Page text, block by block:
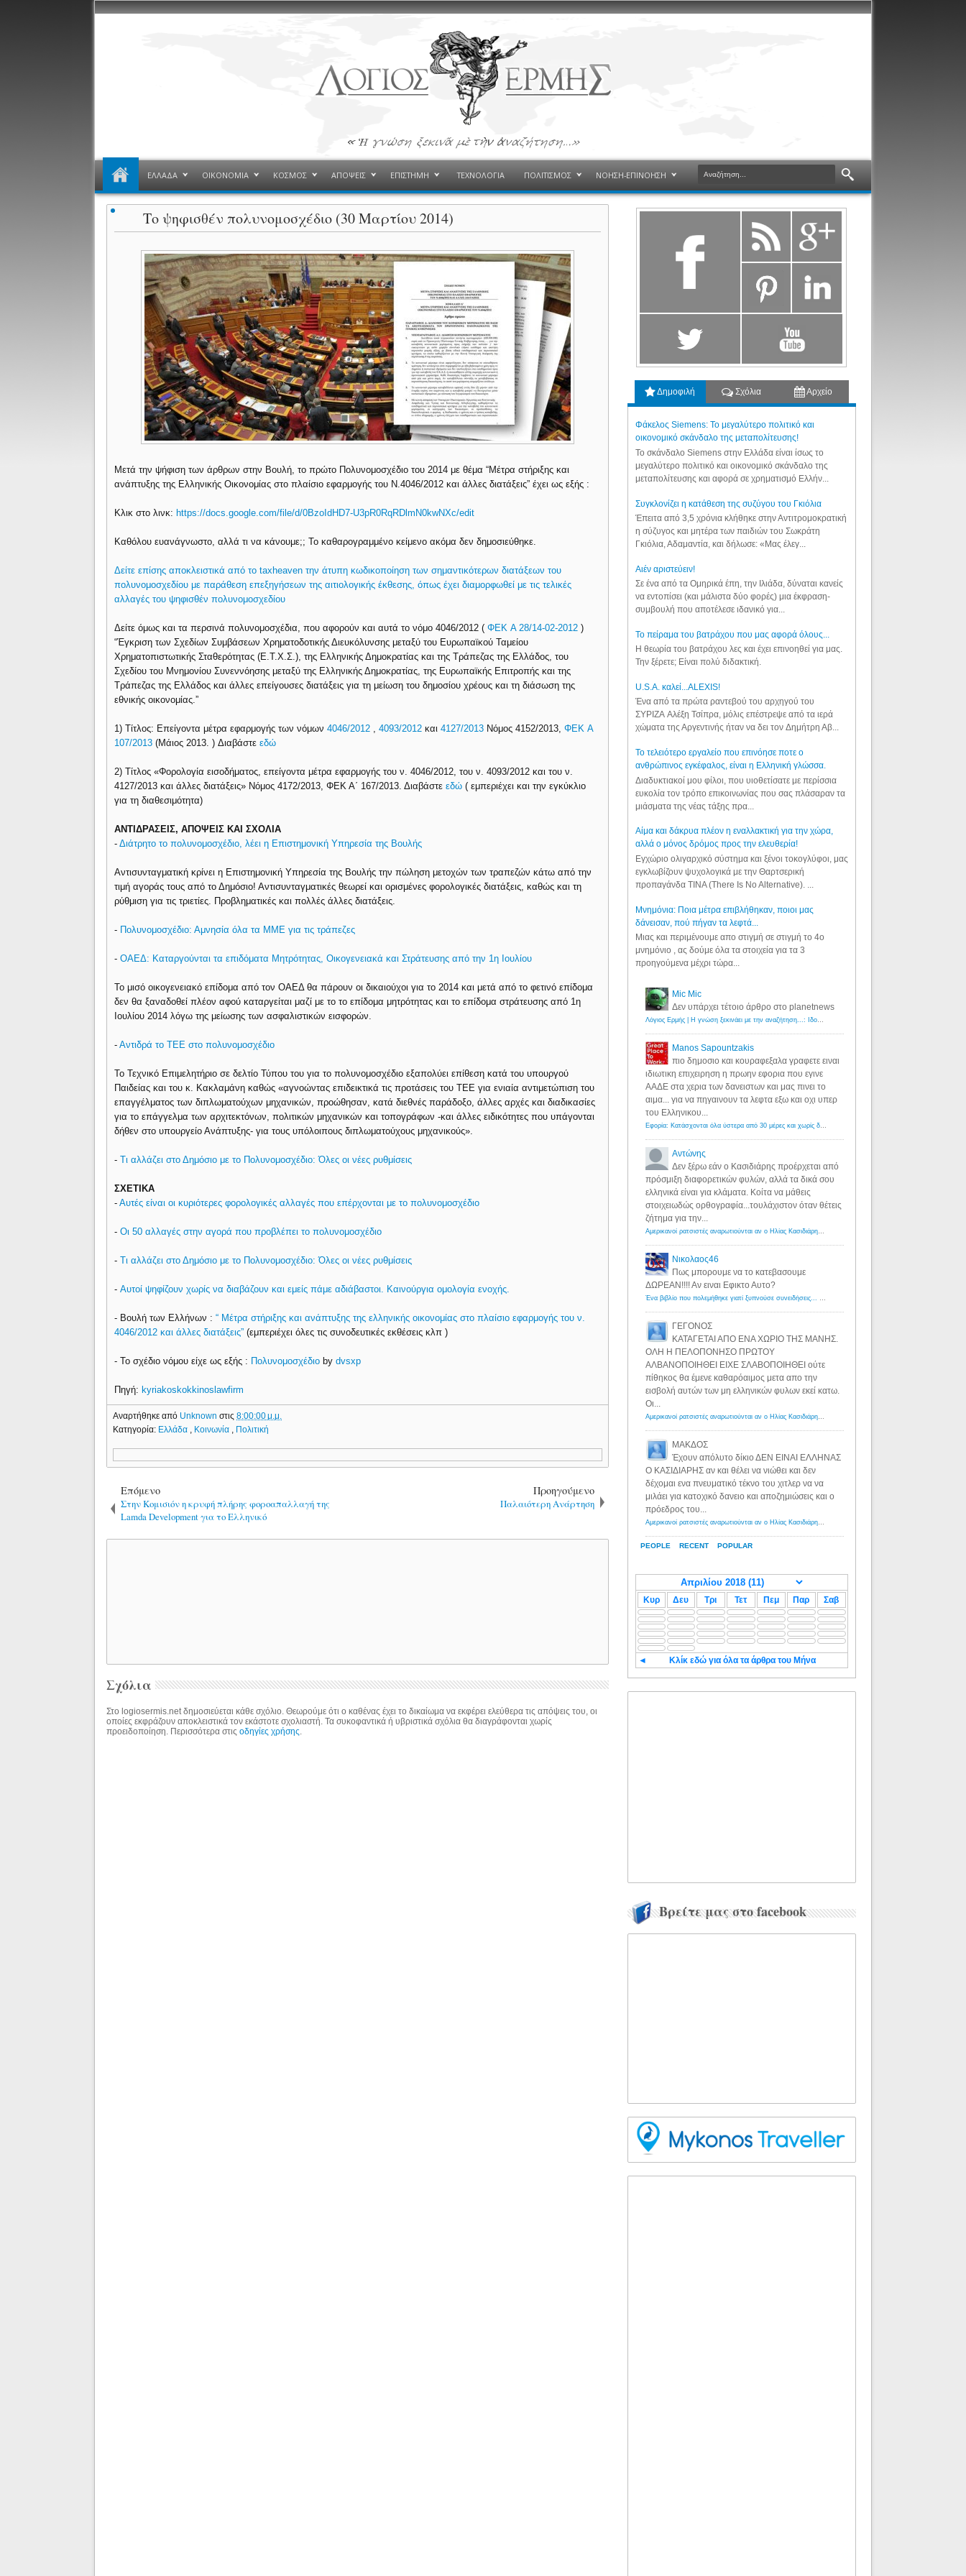
ΕΛΛΑΔΑ ΟΙΚΟΝΟΜΙΑ ΚΟΣΜΟΣ ΑΠΟΨΕΙΣ ΕΠΙΣΤΗΜΗ ΤΕΧΝΟΛΟΓΙΑ ΠΟΛΙΤΙΣΜΟΣ ΝΟΗΣΗ-ΕΠΙΝΟΗΣΗ
Το ψηφισθέν πολυνομοσχέδιο (30 Μαρτίου 2014)
Μετά την ψήφιση των άρθρων στην Βουλή, τo πρώτο Πολυνομοσχέδιο του 2014 με θέμα “Μέτρα στήριξης και
ανάπτυξης της Ελληνικής Οικονομίας στο πλαίσιο εφαρμογής του Ν.4046/2012 και άλλες διατάξεις” έχει ως εξής :
Κλικ στο λινκ: https://docs.google.com/file/d/0BzoIdHD7-U3pR0RqRDlmN0kwNXc/edit
Καθόλου ευανάγνωστο, αλλά τι να κάνουμε;; To καθαρογραμμένο κείμενο ακόμα δεν δημοσιεύθηκε.
Δείτε επίσης αποκλειστικά από το taxheaven την άτυπη κωδικοποίηση των σημαντικότερων διατάξεων του
πολυνομοσχεδίου με παράθεση επεξηγήσεων της αιτιολογικής έκθεσης, όπως έχει διαμορφωθεί με τις τελικές
αλλαγές του ψηφισθέν πολυνομοσχεδίου
Δείτε όμως και τα περσινά πολυνομοσχέδια, που αφορούν και αυτά το νόμο 4046/2012 (ΦΕΚ A 28/14-02-2012 )
“Έγκριση των Σχεδίων Συμβάσεων Χρηματοδοτικής Διευκόλυνσης μεταξύ του Ευρωπαϊκού Ταμείου
Χρηματοπιστωτικής Σταθερότητας (Ε.Τ.Χ.Σ.), της Ελληνικής Δημοκρατίας και της Τράπεζας της Ελλάδος, του
Σχεδίου του Μνημονίου Συνεννόησης μεταξύ της Ελληνικής Δημοκρατίας, της Ευρωπαϊκής Επιτροπής και της
Τράπεζας της Ελλάδος και άλλες επείγουσες διατάξεις για τη μείωση του δημοσίου χρέους και τη διάσωση της
εθνικής οικονομίας.”
1) Τίτλος: Επείγοντα μέτρα εφαρμογής των νόμων4046/2012 ,4093/2012 και4127/2013 Νόμος 4152/2013,ΦΕΚ A
107/2013 (Μάιος 2013. ) Διαβάστεεδώ
2) Τίτλος «Φορολογία εισοδήματος, επείγοντα μέτρα εφαρμογής του ν. 4046/2012, του ν. 4093/2012 και του ν.
4127/2013 και άλλες διατάξεις» Νόμος 4172/2013, ΦΕΚ Α΄ 167/2013. Διαβάστεεδώ ( εμπεριέχει και την εγκύκλιο
για τη διαθεσιμότητα)
ΑΝΤΙΔΡΑΣΕΙΣ, ΑΠΟΨΕΙΣ ΚΑΙ ΣΧΟΛΙΑ
-Διάτρητο το πολυνομοσχέδιο, λέει η Επιστημονική Υπηρεσία της Βουλής
Αντισυνταγματική κρίνει η Επιστημονική Υπηρεσία της Βουλής την πώληση μετοχών των τραπεζών κάτω από την
τιμή αγοράς τους από το Δημόσιο! Αντισυνταγματικές θεωρεί και ορισμένες φορολογικές διατάξεις, καθώς και τη
ρύθμιση για τις τριετίες. Προβληματικές και πολλές άλλες διατάξεις.
- Πολυνομοσχέδιο: Αμνησία όλα τα ΜΜΕ για τις τράπεζες
-ΟΑΕΔ: Καταργούνται τα επιδόματα Μητρότητας, Οικογενειακά και Στράτευσης από την 1η Ιουλίου
Το μισό οικογενειακό επίδομα από τον ΟΑΕΔ θα πάρουν οι δικαιούχοι για το 2014 και μετά από το φετινό επίδομα
δεν θα ξαναδοθεί πλέον αφού καταργείται μαζί με το το επίδομα μητρότητας και το επίδομα στράτευσης από 1η
Ιουλίου 2014 λόγω της μείωσης των ασφαλιστικών εισφορών.
-Αντιδρά το ΤΕΕ στο πολυνομοσχέδιο
Το Τεχνικό Επιμελητήριο σε δελτίο Τύπου του για το πολυνομοσχέδιο εξαπολύει επίθεση κατά του υπουργού
Παιδείας και του κ. Κακλαμάνη καθώς «αγνοώντας επιδεικτικά τις προτάσεις του ΤΕΕ για ενιαία αντιμετώπιση του
επαγγέλματος των διπλωματούχων μηχανικών, προώθησαν, κατά διεθνές παράδοξο, άλλες αρχές και διαδικασίες
για το επάγγελμα των αρχιτεκτόνων, πολιτικών μηχανικών και τοπογράφων -και άλλες ειδικότητες που υπάγονται
δήθεν στο υπουργείο Ανάπτυξης- για τους υπόλοιπους διπλωματούχους μηχανικούς».
-Τι αλλάζει στο Δημόσιο με το Πολυνομοσχέδιο: Όλες οι νέες ρυθμίσεις
ΣΧΕΤΙΚΑ
-Αυτές είναι οι κυριότερες φορολογικές αλλαγές που επέρχονται με το πολυνομοσχέδιο
-Οι 50 αλλαγές στην αγορά που προβλέπει το πολυνομοσχέδιο
-Τι αλλάζει στο Δημόσιο με το Πολυνομοσχέδιο: Όλες οι νέες ρυθμίσεις
-Aυτοί ψηφίζουν χωρίς να διαβάζουν και εμείς πάμε αδιάβαστοι. Καινούργια ομολογία ενοχής.
- Βουλή των Ελλήνων :“ Μέτρα στήριξης και ανάπτυξης της ελληνικής οικονομίας στο πλαίσιο εφαρμογής του ν.
4046/2012 και άλλες διατάξεις” (εμπεριέχει όλες τις συνοδευτικές εκθέσεις κλπ )
- Το σχέδιο νόμου είχε ως εξής : Πολυνομοσχέδιο bydvsxp
Πηγή: kyriakoskokkinoslawfirm
Αναρτήθηκε από Unknownστις8:00:00 μ.μ.
Κατηγορία: Ελλάδα Κοινωνία Πολιτική
Επόμενο
Στην Κομισιόν η κρυφή πλήρης φοροαπαλλαγή της
Lamda Development για το Ελληνικό
Προηγούμενο
Παλαιότερη Ανάρτηση
Σχόλια
Στο logiosermis.net δημοσιεύεται κάθε σχόλιο. Θεωρούμε ότι ο καθένας έχει το δικαίωμα να εκφέρει ελεύθερα τις απόψεις του, οι
οποίες εκφράζουν αποκλειστικά τον εκάστοτε σχολιαστή. Τα συκοφαντικά ή υβριστικά σχόλια θα διαγράφονται χωρίς
προειδοποίηση. Περισσότερα στιςοδηγίες χρήσης
Δημοφιλή Σχόλια Αρχείο
Φάκελος Siemens: Το μεγαλύτερο πολιτικό και
οικονομικό σκάνδαλο της μεταπολίτευσης!
Το σκάνδαλο Siemens στην Ελλάδα είναι ίσως το
μεγαλύτερο πολιτικό και οικονομικό σκάνδαλο της
μεταπολίτευσης και αφορά σε χρηματισμό Ελλήν...
Συγκλονίζει η κατάθεση της συζύγου του Γκιόλια
Έπειτα από 3,5 χρόνια κλήθηκε στην Αντιτρομοκρατική
η σύζυγος και μητέρα των παιδιών του Σωκράτη
Γκιόλια, Αδαμαντία, και δήλωσε: «Μας έλεγ...
Aιέν αριστεύειν!
Σε ένα από τα Ομηρικά έπη, την Ιλιάδα, δύναται κανείς
να εντοπίσει (και μάλιστα δύο φορές) μια έκφραση-
συμβουλή που αποτέλεσε ιδανικό για...
Το πείραμα του βατράχου που μας αφορά όλους...
Η θεωρία του βατράχου λες και έχει επινοηθεί για μας.
Την ξέρετε; Είναι πολύ διδακτική.
U.S.A. καλεί...ALEXIS!
Ένα από τα πρώτα ραντεβού του αρχηγού του
ΣΥΡΙΖΑ Αλέξη Τσίπρα, μόλις επέστρεψε από τα ιερά
χώματα της Αργεντινής ήταν να δει τον Δημήτρη Αβ...
Το τελειότερο εργαλείο που επινόησε ποτε ο
ανθρώπινος εγκέφαλος, είναι η Ελληνική γλώσσα.
Διαδυκτιακοί μου φίλοι, που υιοθετίσατε με περίσσια
ευκολία τον τρόπο επικοινωνίας που σας πλάσαραν τα
μιάσματα της νέας τάξης πρα...
Αίμα και δάκρυα πλέον η εναλλακτική για την χώρα,
αλλά ο μόνος δρόμος προς την ελευθερία!
Εγχώριο ολιγαρχικό σύστημα και ξένοι τοκογλύφοι, μας
εγκλωβίζουν ψυχολογικά με την Θαρτσερική
προπαγάνδα TINA (There Is No Alternative). ...
Μνημόνια: Ποια μέτρα επιβλήθηκαν, ποιοι μας
δάνεισαν, πού πήγαν τα λεφτά...
Μιας και περιμένουμε απο στιγμή σε στιγμή το 4ο
μνημόνιο , ας δούμε όλα τα στοιχεία για τα 3
προηγούμενα μέχρι τώρα...
PEOPLE RECENT POPULAR
Mic Mic
Δεν υπάρχει τέτοιο άρθρο στο planetnews
Λόγιος Ερμής | Η γνώση ξεκινάει με την αναζήτηση...: Ιδού οι 18 που χρωστούν 11 δις ευρώ!
Manos Sapountzakis
πιο δημοσιο και κουραφεξαλα γραφετε ειναι
ιδιωτικη επιχειρηση η πρωην εφορια που εγινε
ΑΑΔΕ στα χερια των δανειστων και μας πινει το
αιμα... για να πηγαινουν τα λεφτα εξω και οχι υπερ
του Ελληνικου...
Εφορία: Κατάσχονται όλα ύστερα από 30 μέρες και χωρίς δικαστικές αποφάσεις - Λόγιος Ερμής
Αντώνης
Δεν ξέρω εάν ο Κασιδιάρης προέρχεται από
πρόσμιξη διαφορετικών φυλών, αλλά τα δικά σου
ελληνικά είναι για κλάματα. Κοίτα να μάθεις
στοιχειωδώς ορθογραφία...τουλάχιστον όταν θέτεις
ζήτημα για την...
Αμερικανοί ρατσιστές αναρωτιούνται αν ο Ηλίας Κασιδιάρης ανήκει στη λευκή φυλή... - Λόγιος Ερμής
Νικολαος46
Πως μπορουμε να το κατεβασουμε
ΔΩΡΕΑΝ!!!! Αν ειναι Εφικτο Αυτο?
Ένα βιβλίο που πολεμήθηκε γιατί ξυπνούσε συνειδήσεις... - Λόγιος Ερμής | Η γνώση ξεκινάει με την αναζήτηση...
ΓΕΓΟΝΟΣ
ΚΑΤΑΓΕΤΑΙ ΑΠΟ ΕΝΑ ΧΩΡΙΟ ΤΗΣ ΜΑΝΗΣ.
ΟΛΗ Η ΠΕΛΟΠΟΝΗΣΟ ΠΡΩΤΟΥ
ΑΛΒΑΝΟΠΟΙΗΘΕΙ ΕΙΧΕ ΣΛΑΒΟΠΟΙΗΘΕΙ ούτε
πίθηκος θα έμενε καθαρόαιμος μετα απο την
εισβολή αυτών των μη ελληνικών φυλων εκεί κατω.
Οι...
Αμερικανοί ρατσιστές αναρωτιούνται αν ο Ηλίας Κασιδιάρης ανήκει στη λευκή φυλή... - Λόγιος Ερμής
ΜΑΚΔΟΣ
Έχουν απόλυτο δίκιο ΔΕΝ ΕΙΝΑΙ ΕΛΛΗΝΑΣ
Ο ΚΑΣΙΔΙΑΡΗΣ αν και θέλει να νιώθει και δεν
δέχομαι ενα πνευματικό τέκνο του χιτλερ να να
μιλάει για κατοχικό δανειο και αποζημιώσεις και ο
πρόεδρος του...
Αμερικανοί ρατσιστές αναρωτιούνται αν ο Ηλίας Κασιδιάρης ανήκει στη λευκή φυλή... - Λόγιος Ερμής
Κυρ Δευ Τρι Τετ Πεμ Παρ Σαβ
◄ Κλίκ εδώ για όλα τα άρθρα του Μήνα
Βρείτε μας στο facebook